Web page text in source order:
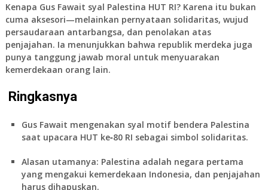
Kenapa Gus Fawait syal Palestina HUT RI? Karena itu bukan
cuma aksesori—melainkan pernyataan solidaritas, wujud
persaudaraan antarbangsa, dan penolakan atas
penjajahan. Ia menunjukkan bahwa republik merdeka juga
punya tanggung jawab moral untuk menyuarakan
kemerdekaan orang lain.
Ringkasnya
Gus Fawait mengenakan syal motif bendera Palestina
saat upacara HUT ke‑80 RI sebagai simbol solidaritas.
Alasan utamanya: Palestina adalah negara pertama
yang mengakui kemerdekaan Indonesia, dan penjajahan
harus dihapuskan.